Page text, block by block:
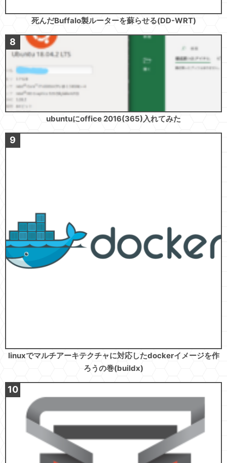
死んだBuffalo製ルーターを蘇らせる(DD-WRT)
ubuntuにoffice 2016(365)入れてみた
linuxでマルチアーキテクチャに対応したdockerイメージを作
ろうの巻(buildx)